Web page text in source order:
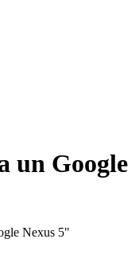
un Google
Nexus 5"